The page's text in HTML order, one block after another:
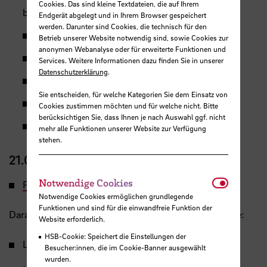
basierend auf Lachgas und den Treibstoffen:
PE HD
PMMA
PLA
PLA mit 40% Aluminiumanteil
21.06.2017 - Team Building
Projektstart PDF
Daraufhin haben sich 21 Studierende der Studiengänge:
Luft – und Raumfahrttechnik B.Eng.
Cookies. Das sind kleine Textdateien, die auf Ihrem
Endgerät abgelegt und in Ihrem Browser gespeichert
werden. Darunter sind Cookies, die technisch für den
Betrieb unserer Website notwendig sind, sowie Cookies zur
anonymen Webanalyse oder für erweiterte Funktionen und
Services. Weitere Informationen dazu finden Sie in unserer
Datenschutzerklärung.
Sie entscheiden, für welche Kategorien Sie dem Einsatz von
Cookies zustimmen möchten und für welche nicht. Bitte
berücksichtigen Sie, dass Ihnen je nach Auswahl ggf. nicht
mehr alle Funktionen unserer Website zur Verfügung
stehen.
Notwendige Cookies
Notwendige Cookies ermöglichen grundlegende
Funktionen und sind für die einwandfreie Funktion der
Website erforderlich.
HSB-Cookie: Speichert die Einstellungen der
Besucher:innen, die im Cookie-Banner ausgewählt
wurden.